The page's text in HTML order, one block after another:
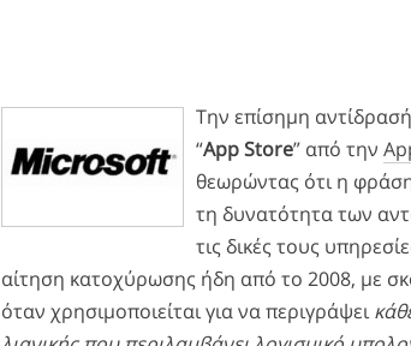
Την επίσημη
“App Store” από την
θεωρώντας ότι η φράση
τη δυνατότητα των
τις δικές τους
αίτηση κατοχύρωσης ήδη από το 2008, με
όταν χρησιμοποιείται για να περιγράψει